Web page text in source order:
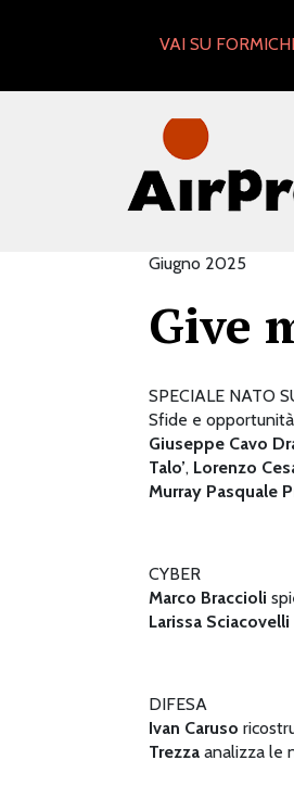
VAI SU
Giugno 2025
Give
SPECIALE NATO
Sfide e
Giuseppe Cavo
Talo’, Lorenzo
Murray Pasquale
CYBER
Marco Braccioli
Larissa Sciacovelli
DIFESA
Ivan Caruso
Trezza analizza le